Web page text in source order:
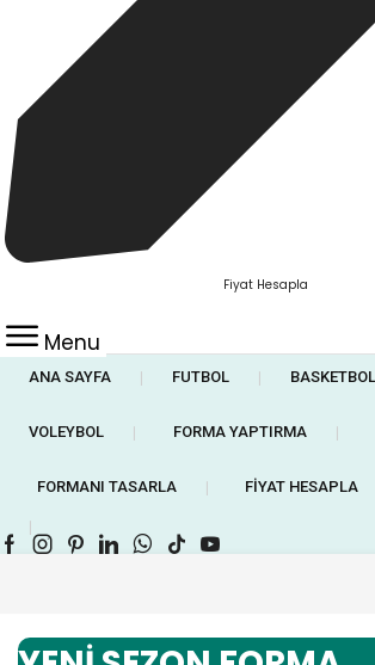
Fiyat Hesapla
Menu
ANA SAYFA ❘ FUTBOL ❘ BASKETBOL
VOLEYBOL ❘ FORMA YAPTIRMA ❘
FORMANI TASARLA ❘ FIYAT HESAPLA
Facebook
Instagram
Pinterest
Linkedin
Whatsapp
Tik-Youtube